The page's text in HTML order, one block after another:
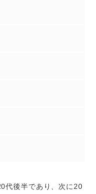
代後半であり、次に20